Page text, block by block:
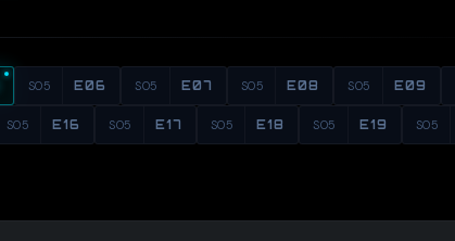
S05 E06 S05 E07 S05 E08 S05 E09
S05 E16 S05 E17 S05 E18 S05 E19 S05